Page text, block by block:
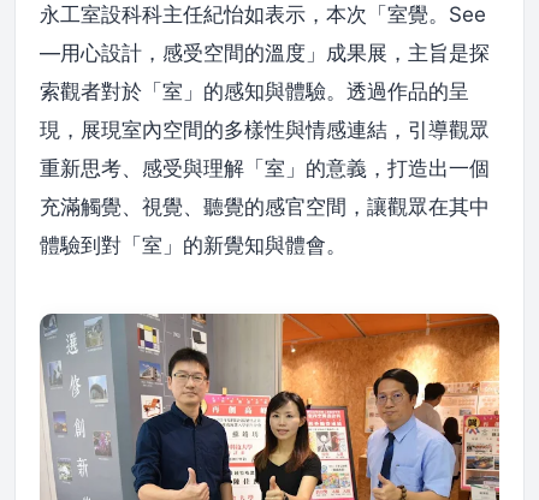
永工室設科科主任紀怡如表示，本次「室覺。See
—用心設計，感受空間的溫度」成果展，主旨是探
索觀者對於「室」的感知與體驗。透過作品的呈
現，展現室內空間的多樣性與情感連結，引導觀眾
重新思考、感受與理解「室」的意義，打造出一個
充滿觸覺、視覺、聽覺的感官空間，讓觀眾在其中
體驗到對「室」的新覺知與體會。